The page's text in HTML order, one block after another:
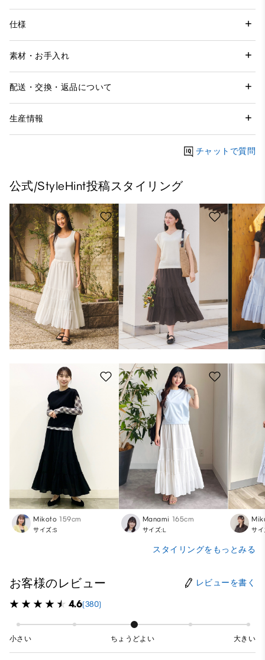
仕様
素材・お手入れ
配送・交換・返品について
生産情報
チャットで質問
公式/StyleHint投稿スタイリング
Mikoto 159cm
サイズ:S
Manami 165cm
サイズ:L サ
スタイリングをもっとみる
お客様のレビュー レビューを書く
4.6(380)
小さい ちょうどよい 大きい